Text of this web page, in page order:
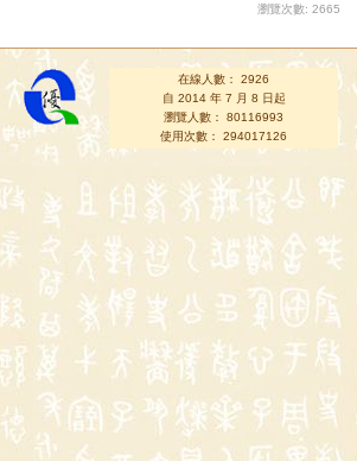
瀏覽次數: 2665
在線人數： 2926
自 2014 年 7 月 8 日起
瀏覽人數： 80116993
使用次數： 294017126